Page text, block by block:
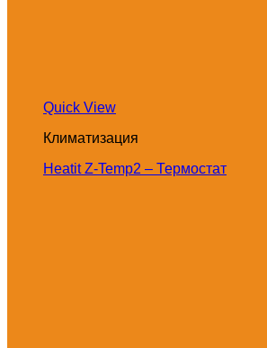
Quick View
Климатизация
Heatit Z-Temp2 – Термостат